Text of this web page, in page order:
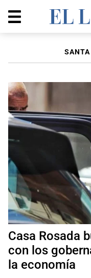
Casa Rosada
con los
la economía